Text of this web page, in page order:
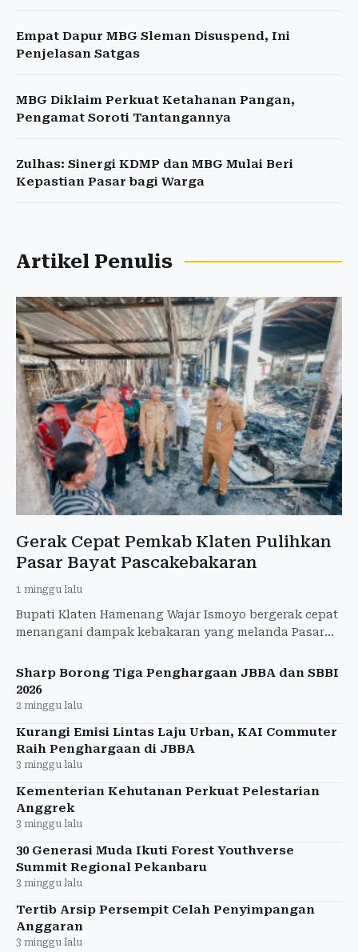
Empat Dapur MBG Sleman Disuspend, Ini
Penjelasan Satgas
MBG Diklaim Perkuat Ketahanan Pangan,
Pengamat Soroti Tantangannya
Zulhas: Sinergi KDMP dan MBG Mulai Beri
Kepastian Pasar bagi Warga
Artikel Penulis
Gerak Cepat Pemkab Klaten Pulihkan
Pasar Bayat Pascakebakaran
1 minggu lalu
Bupati Klaten Hamenang Wajar Ismoyo bergerak cepat
menangani dampak kebakaran yang melanda Pasar
Sharp Borong Tiga Penghargaan JBBA dan SBBI
2026
2 minggu lalu
Kurangi Emisi Lintas Laju Urban, KAI Commuter
Raih Penghargaan di JBBA
3 minggu lalu
Kementerian Kehutanan Perkuat Pelestarian
Anggrek
3 minggu lalu
30 Generasi Muda Ikuti Forest Youthverse
Summit Regional Pekanbaru
3 minggu lalu
Tertib Arsip Persempit Celah Penyimpangan
Anggaran
3 minggu lalu